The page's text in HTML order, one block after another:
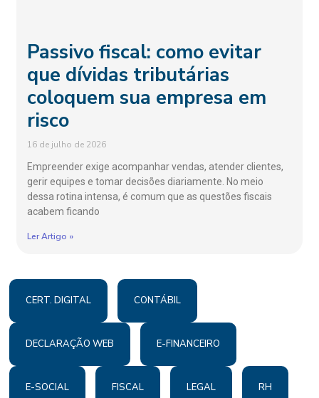
Passivo fiscal: como evitar
que dívidas tributárias
coloquem sua empresa em
risco
16 de julho de 2026
Empreender exige acompanhar vendas, atender clientes,
gerir equipes e tomar decisões diariamente. No meio
dessa rotina intensa, é comum que as questões fiscais
acabem ficando
Ler Artigo »
CERT. DIGITAL CONTÁBIL
DECLARAÇÃO WEB E-FINANCEIRO
E-SOCIAL FISCAL LEGAL RH